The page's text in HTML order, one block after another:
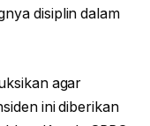
disiplin dalam
agar
ini diberikan